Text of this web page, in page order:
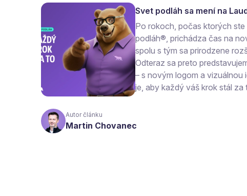
Svet podláh sa mení na
Po rokoch, počas ktorých
podláh®, prichádza čas na
spolu s tým sa prirodzene
Odteraz sa preto
– s novým logom a vizuálnou
je, aby každý váš krok stál za
Autor článku
Martin Chovanec